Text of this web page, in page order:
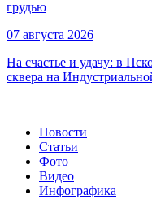
грудью
07 августа 2026
На счастье и удачу: в
сквера на
Новости
Статьи
Фото
Видео
Инфографика